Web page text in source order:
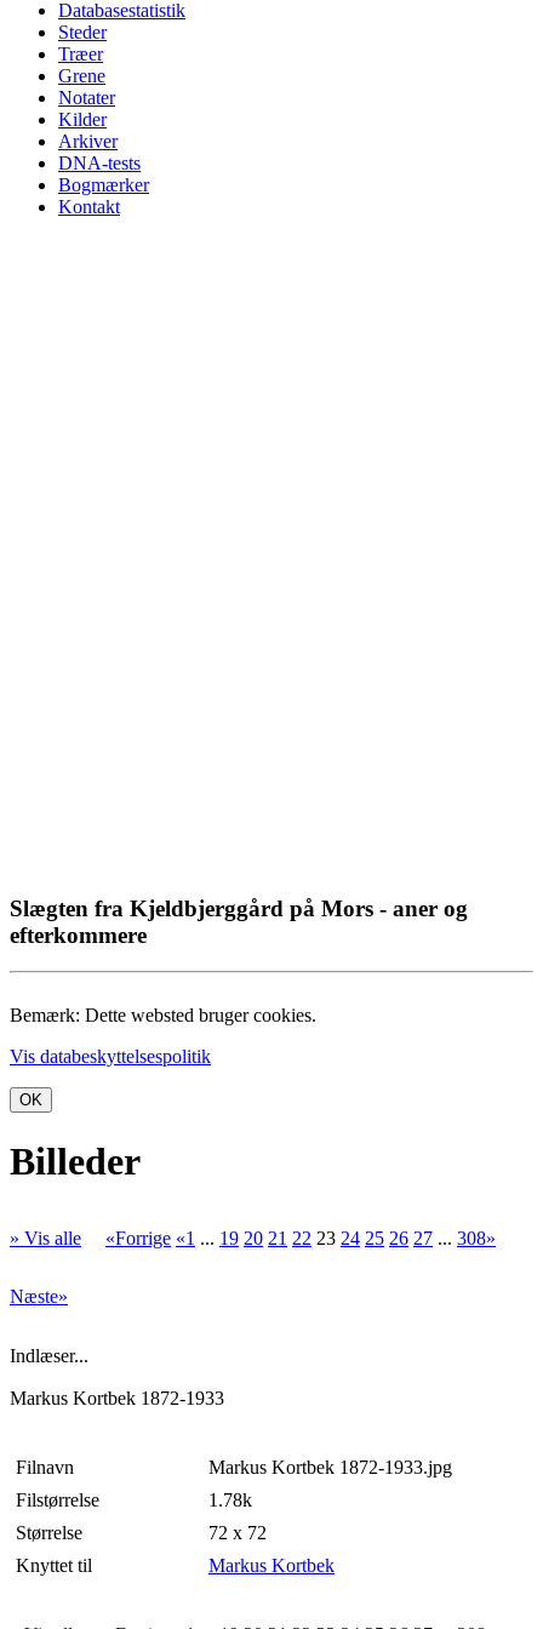
Databasestatistik
Steder
Træer
Grene
Notater
Kilder
Arkiver
DNA-tests
Bogmærker
Kontakt
Slægten fra Kjeldbjerggård på Mors - aner og
efterkommere
Bemærk: Dette websted bruger cookies.
Vis databeskyttelsespolitik
OK
Billeder
» Vis alle «Forrige «1 ... 19 20 21 22 23 24 25 26 27 ... 308»
Næste»
Indlæser...
Markus Kortbek 1872-1933
Filnavn
Markus Kortbek 1872-1933.jpg
Filstørrelse
1.78k
Størrelse
72 x 72
Knyttet til
Markus Kortbek